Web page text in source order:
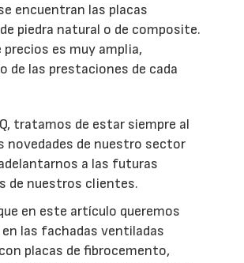
encuentran las placas
piedra natural o de composite.
precios es muy amplia,
de las prestaciones de cada
tratamos de estar siempre al
novedades de nuestro sector
a las futuras
de nuestros clientes.
en este artículo queremos
las fachadas ventiladas
placas de fibrocemento,